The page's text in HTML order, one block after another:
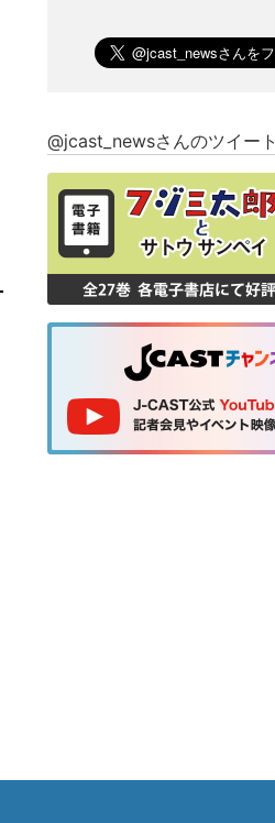
@jcast_newsさんのツイート